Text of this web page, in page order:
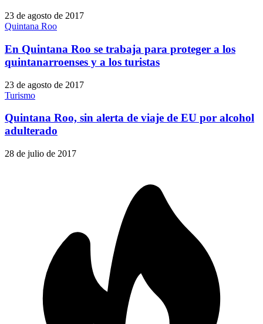
23 de agosto de 2017
Quintana Roo
En Quintana Roo se trabaja para proteger a los
quintanarroenses y a los turistas
23 de agosto de 2017
Turismo
Quintana Roo, sin alerta de viaje de EU por alcohol
adulterado
28 de julio de 2017